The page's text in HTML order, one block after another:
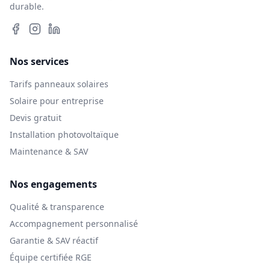
durable.
Nos services
Tarifs panneaux solaires
Solaire pour entreprise
Devis gratuit
Installation photovoltaïque
Maintenance & SAV
Nos engagements
Qualité & transparence
Accompagnement personnalisé
Garantie & SAV réactif
Équipe certifiée RGE